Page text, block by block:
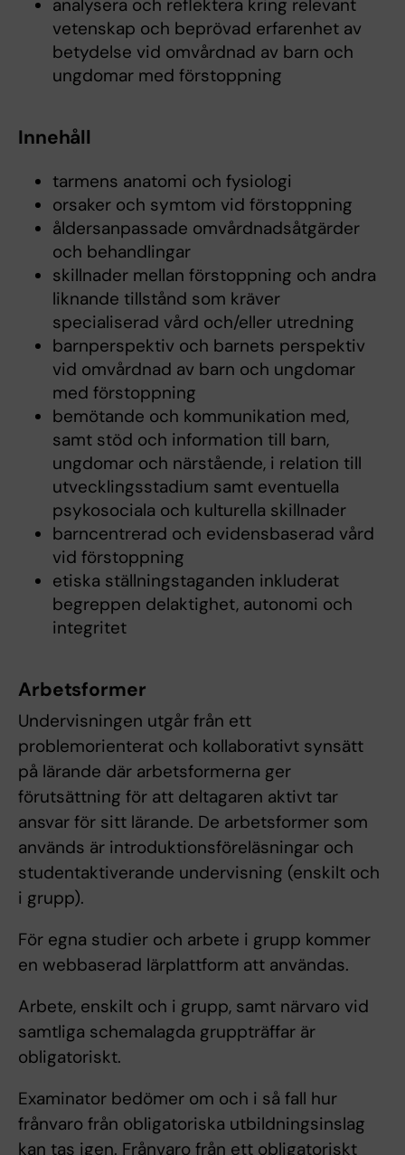
analysera och reflektera kring relevant
vetenskap och beprövad erfarenhet av
betydelse vid omvårdnad av barn och
ungdomar med förstoppning
Innehåll
tarmens anatomi och fysiologi
orsaker och symtom vid förstoppning
åldersanpassade omvårdnadsåtgärder
och behandlingar
skillnader mellan förstoppning och andra
liknande tillstånd som kräver
specialiserad vård och/eller utredning
barnperspektiv och barnets perspektiv
vid omvårdnad av barn och ungdomar
med förstoppning
bemötande och kommunikation med,
samt stöd och information till barn,
ungdomar och närstående, i relation till
utvecklingsstadium samt eventuella
psykosociala och kulturella skillnader
barncentrerad och evidensbaserad vård
vid förstoppning
etiska ställningstaganden inkluderat
begreppen delaktighet, autonomi och
integritet
Arbetsformer
Undervisningen utgår från ett
problemorienterat och kollaborativt synsätt
på lärande där arbetsformerna ger
förutsättning för att deltagaren aktivt tar
ansvar för sitt lärande. De arbetsformer som
används är introduktionsföreläsningar och
studentaktiverande undervisning (enskilt och
i grupp).
För egna studier och arbete i grupp kommer
en webbaserad lärplattform att användas.
Arbete, enskilt och i grupp, samt närvaro vid
samtliga schemalagda gruppträffar är
obligatoriskt.
Examinator bedömer om och i så fall hur
frånvaro från obligatoriska utbildningsinslag
kan tas igen. Frånvaro från ett obligatoriskt